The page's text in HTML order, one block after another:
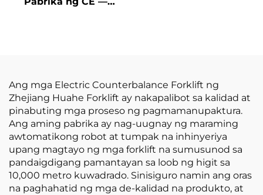
Lahat ng Uri ng
Terreno
Ang mga Electric Counterbalance Forklift ng
Zhejiang Huahe Forklift ay nakapalibot sa kalidad at
pinabuting mga proseso ng pagmamanupaktura.
Ang aming pabrika ay nag-uugnay ng maraming
awtomatikong robot at tumpak na inhinyeriya
upang magtayo ng mga forklift na sumusunod sa
pandaigdigang pamantayan sa loob ng higit sa
10,000 metro kuwadrado. Sinisiguro namin ang oras
na paghahatid ng mga de-kalidad na produkto, at